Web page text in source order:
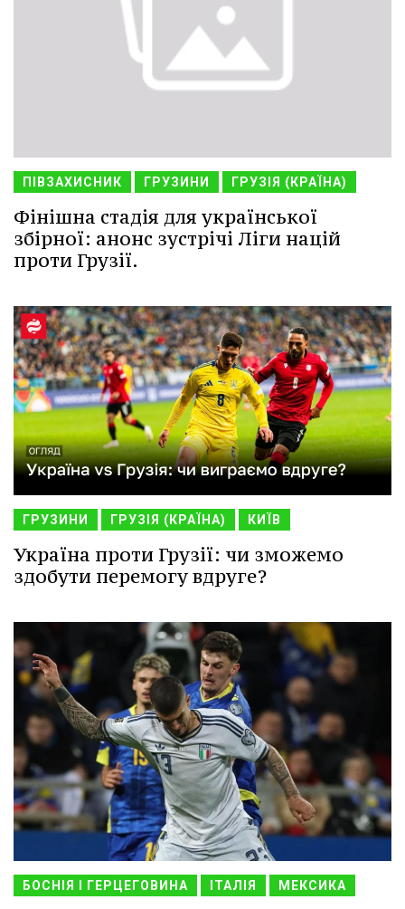
ПІВЗАХИСНИК ГРУЗИНИ ГРУЗІЯ (КРАЇНА)
Фінішна стадія для української
збірної: анонс зустрічі Ліги націй
проти Грузії.
ГРУЗИНИ ГРУЗІЯ (КРАЇНА) КИЇВ
Україна проти Грузії: чи зможемо
здобути перемогу вдруге?
БОСНІЯ І ГЕРЦЕГОВИНА ІТАЛІЯ МЕКСИКА